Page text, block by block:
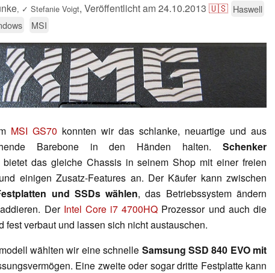
, ✓ Stefanie Voigt, Veröffentlicht am24.10.2013 🇺🇸 Haswell
MSI
MSI GS70 konnten wir das schlanke, neuartige und aus
Barebone in den Händen halten. Schenker
bietet das gleiche Chassis in seinem Shop mit einer freien
einigen Zusatz-Features an. Der Käufer kann zwischen
und SSDs wählen, das Betriebssystem ändern
Der Intel Core i7 4700HQ Prozessor und auch die
fest verbaut und lassen sich nicht austauschen.
wählten wir eine schnelle Samsung SSD 840 EVO mit
Eine zweite oder sogar dritte Festplatte kann